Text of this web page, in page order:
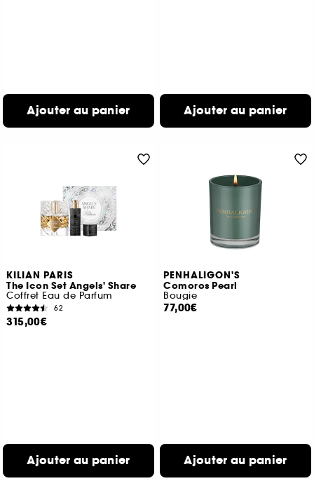
Ajouter au panier Ajouter au panier
KILIAN PARIS
The Icon Set Angels' Share
Coffret Eau de Parfum
62
315,00€
Ajouter au panier
PENHALIGON'S
Comoros Pearl
Bougie
77,00€
Ajouter au panier